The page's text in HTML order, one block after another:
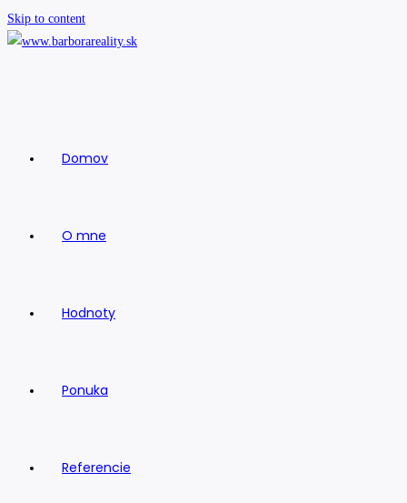
Skip to content
Domov
O mne
Hodnoty
Ponuka
Referencie